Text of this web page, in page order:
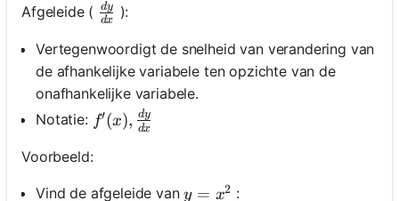
Afgeleide ( \frac{d y}{d x}
dx
dy ):
Vertegenwoordigt de snelheid van verandering van
de afhankelijke variabele ten opzichte van de
onafhankelijke variabele.
Notatie: f^{\prime}(x), \frac{d y}{d x}
f′(x), dx
dy
Voorbeeld:
Vind de afgeleide vany=x^2
y = x2 :